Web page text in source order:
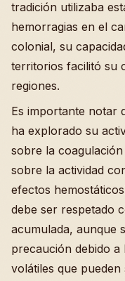
tradición utilizaba
hemorragias en el
colonial, su
territorios facilitó su
regiones.
Es importante notar
ha explorado su
sobre la
sobre la actividad
efectos
debe ser respetado
acumulada, aunque
precaución debido a
volátiles que pueden